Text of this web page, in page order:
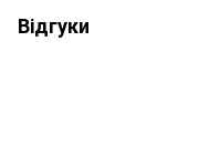
Відгуки